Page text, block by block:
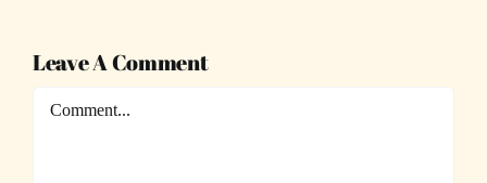
Leave A Comment
Comment